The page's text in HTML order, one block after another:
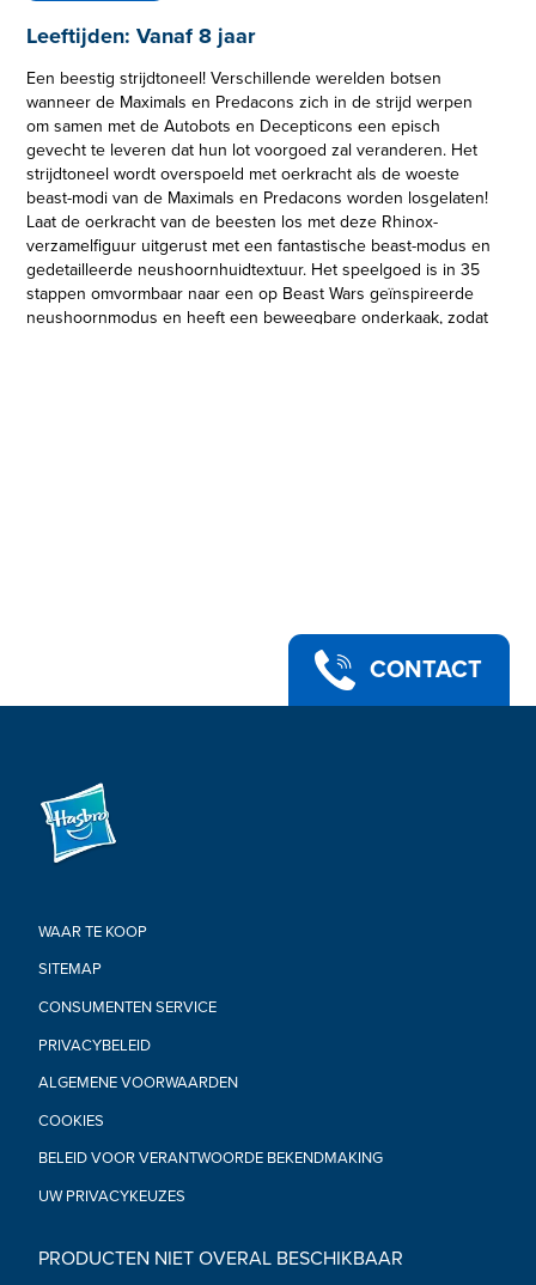
Leeftijden: Vanaf 8 jaar
Een beestig strijdtoneel! Verschillende werelden botsen
wanneer de Maximals en Predacons zich in de strijd werpen
om samen met de Autobots en Decepticons een episch
gevecht te leveren dat hun lot voorgoed zal veranderen. Het
strijdtoneel wordt overspoeld met oerkracht als de woeste
beast-modi van de Maximals en Predacons worden losgelaten!
Laat de oerkracht van de beesten los met deze Rhinox-
verzamelfiguur uitgerust met een fantastische beast-modus en
gedetailleerde neushoornhuidtextuur. Het speelgoed is in 35
stappen omvormbaar naar een op Beast Wars geïnspireerde
neushoornmodus en heeft een beweegbare onderkaak, zodat
CONTACT
WAAR TE KOOP
SITEMAP
CONSUMENTEN SERVICE
PRIVACYBELEID
ALGEMENE VOORWAARDEN
COOKIES
BELEID VOOR VERANTWOORDE BEKENDMAKING
UW PRIVACYKEUZES
PRODUCTEN NIET OVERAL BESCHIKBAAR